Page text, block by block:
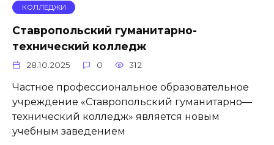
КОЛЛЕДЖИ
Ставропольский гуманитарно-
технический колледж
28.10.2025 0 312
Частное профессиональное образовательное
учреждение «Ставропольский гуманитарно—
технический колледж» является новым
учебным заведением